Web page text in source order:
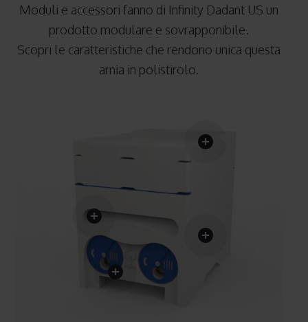
Moduli e accessori fanno di Infinity Dadant US un
prodotto modulare e sovrapponibile.
Scopri le caratteristiche che rendono unica questa
arnia in polistirolo.